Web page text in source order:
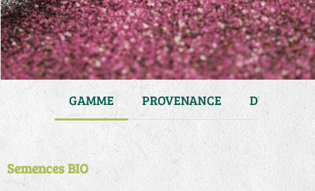
GAMME PROVENANCE DURÉE DE
Semences BIO